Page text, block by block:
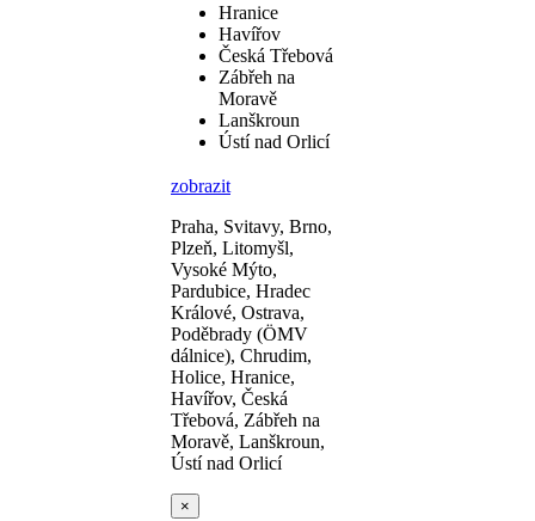
Hranice
Havířov
Česká Třebová
Zábřeh na
Moravě
Lanškroun
Ústí nad Orlicí
zobrazit
Praha, Svitavy, Brno,
Plzeň, Litomyšl,
Vysoké Mýto,
Pardubice, Hradec
Králové, Ostrava,
Poděbrady (ÖMV
dálnice), Chrudim,
Holice, Hranice,
Havířov, Česká
Třebová, Zábřeh na
Moravě, Lanškroun,
Ústí nad Orlicí
×